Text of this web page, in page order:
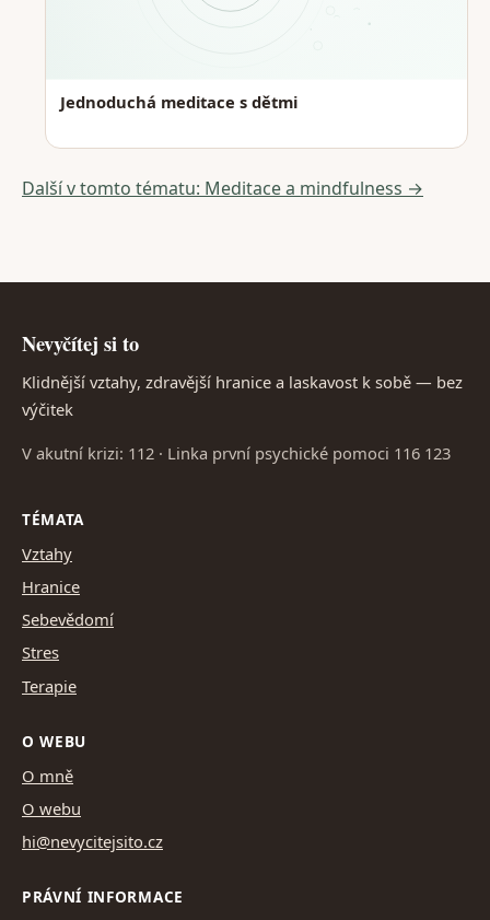
Jednoduchá meditace s dětmi
Další v tomto tématu: Meditace a mindfulness →
Nevyčítej si to
Klidnější vztahy, zdravější hranice a laskavost k sobě — bez
výčitek
V akutní krizi: 112 · Linka první psychické pomoci 116 123
TÉMATA
Vztahy
Hranice
Sebevědomí
Stres
Terapie
O WEBU
O mně
O webu
hi@nevycitejsito.cz
PRÁVNÍ INFORMACE